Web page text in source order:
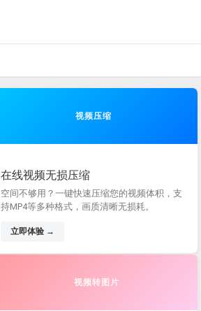
视频压缩
在线视频无损压缩
空间不够用？一键快速压缩您的视频体积，支
持MP4等多种格式，画质清晰无损耗。
立即体验 →
视频转图片